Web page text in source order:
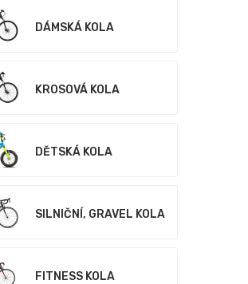
DÁMSKÁ KOLA
KROSOVÁ KOLA
DĚTSKÁ KOLA
SILNIČNÍ, GRAVEL KOLA
FITNESS KOLA